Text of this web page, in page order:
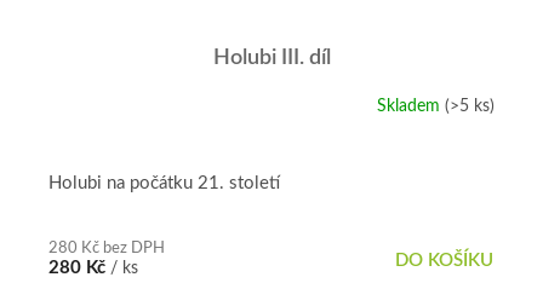
Holubi III. díl
Skladem (>5 ks)
280 Kč bez DPH
280 Kč / ks DO KOŠÍKU
Holubi na počátku 21. století